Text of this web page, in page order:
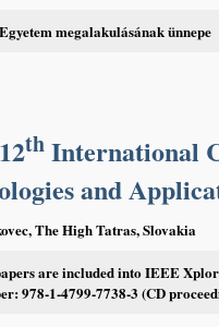
megalakulásának ünnepe
th International
and
The High Tatras, Slovakia
are included into IEEE
978-1-4799-7738-3 (CD